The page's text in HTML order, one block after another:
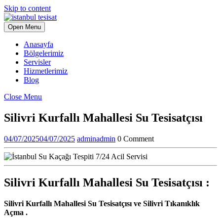
Skip to content
Open Menu
Anasayfa
Bölgelerimiz
Servisler
Hizmetlerimiz
Blog
Close Menu
Silivri Kurfallı Mahallesi Su Tesisatçısı
04/07/202504/07/2025 adminadmin 0 Comment
Silivri Kurfallı Mahallesi Su Tesisatçısı :
Silivri Kurfallı Mahallesi Su Tesisatçısı ve Silivri Tıkanıklık
Açma .